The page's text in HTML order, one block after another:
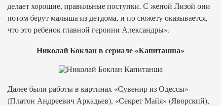
делает хорошие, правильные поступки. С женой Лизой они
потом берут малыша из детдома, и по сюжету оказывается,
что это ребенок главной героини Александры».
Николай Боклан в сериале «Капитанша»
Далее были работы в картинах «Сувенир из Одессы»
(Платон Андреевич Аркадьев), «Секрет Майя» (Яворский),